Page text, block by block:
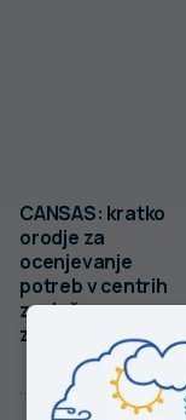
CANSAS: kratko
orodje za
ocenjevanje
potreb v centrih
za duševno
zdravje odraslih